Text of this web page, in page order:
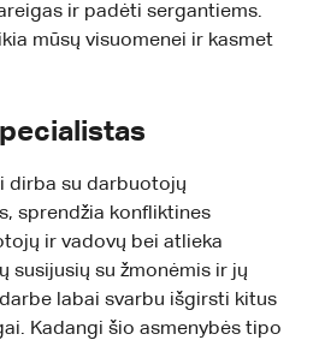
ir padėti sergantiems.
mūsų visuomenei ir kasmet
dirba su darbuotojų
sprendžia konfliktines
ir vadovų bei atlieka
susijusių su žmonėmis ir jų
labai svarbu išgirsti kitus
Kadangi šio asmenybės tipo